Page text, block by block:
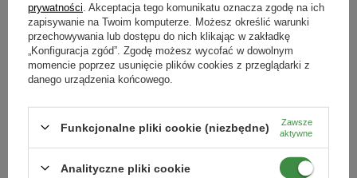
Doniczki z włókna kokosowego
Siatka ochronna 3 x 5 m Green Star
prywatności . Akceptacja tego komunikatu oznacza zgodę na ich
zapisywanie na Twoim komputerze. Możesz określić warunki
przechowywania lub dostępu do nich klikając w zakładkę
„Konfiguracja zgód”. Zgodę możesz wycofać w dowolnym
momencie poprzez usunięcie plików cookies z przeglądarki z
danego urządzenia końcowego.
Funkcjonalne pliki cookie (niezbędne)
Zawsze
aktywne
Analityczne pliki cookie